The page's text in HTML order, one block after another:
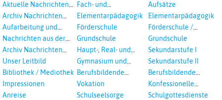
Aktuelle Nachrichten
aus dem RPI
Archiv Nachrichten
aus dem RPI ab 2018
Aufarbeitung und
Prävention
Landeskirche und EKD
Nachrichten aus der
Landeskirche
Archiv Nachrichten
aus der Landeskirche
Unser Leitbild
Bibliothek / Mediothek
Impressionen
Anreise
Fach- und
Studientagungen
Elementarpädagogik
Förderschule
Grundschule
Haupt-, Real- und
Oberschule
Gymnasium und
Gesamtschule
Berufsbildende
Schulen
Vokation
Schulseelsorge
Aufsätze
Elementarpädagogik
Förderschule /
Inklusion
Grundschule
Sekundarstufe I
Sekundarstufe II
Berufsbildende
Schulen
Konfessionelle
Kooperation
Schulgottesdienste